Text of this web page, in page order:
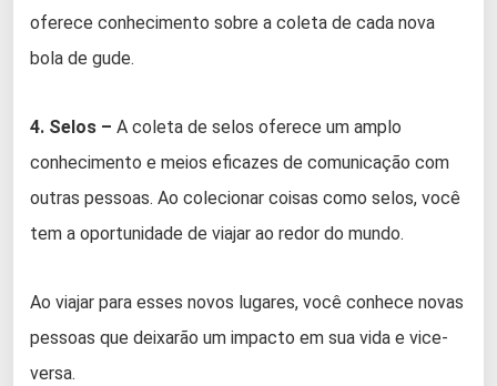
oferece conhecimento sobre a coleta de cada nova
bola de gude.
4. Selos – A coleta de selos oferece um amplo
conhecimento e meios eficazes de comunicação com
outras pessoas. Ao colecionar coisas como selos, você
tem a oportunidade de viajar ao redor do mundo.
Ao viajar para esses novos lugares, você conhece novas
pessoas que deixarão um impacto em sua vida e vice-
versa.